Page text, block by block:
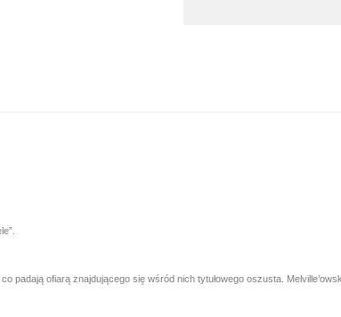
padają ofiarą znajdującego się wśród nich tytułowego oszusta.